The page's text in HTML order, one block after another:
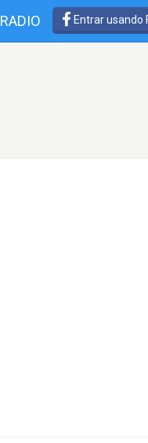
RADIO Entrar usando